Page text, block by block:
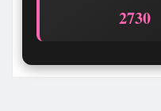
2730